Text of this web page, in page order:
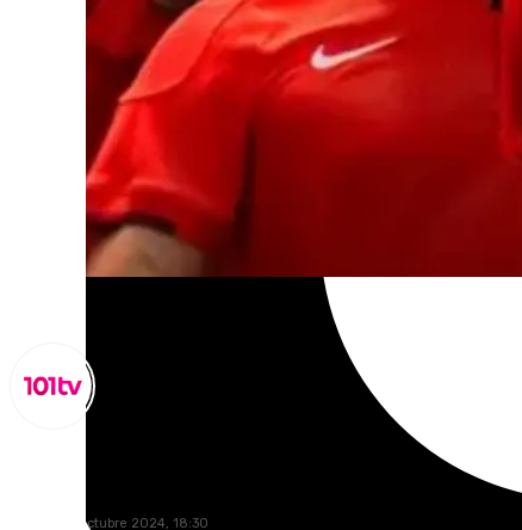
viernes, 11 octubre 2024, 18:30